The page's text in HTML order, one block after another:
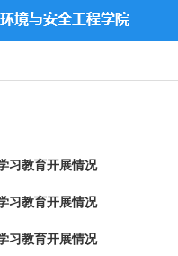
习教育开展情况
习教育开展情况
习教育开展情况